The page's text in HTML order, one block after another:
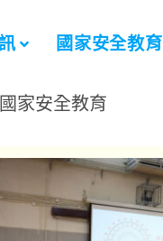
國家安全教育
家安全教育